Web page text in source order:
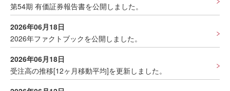
第54期 有価証券報告書を公開しました。
2026年06月18日
2026年ファクトブックを公開しました。
2026年06月18日
受注高の推移[12ヶ月移動平均]を更新しました。